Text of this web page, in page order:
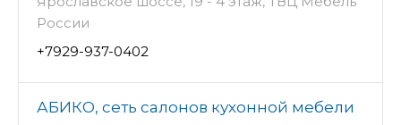
России
+7929-937-0402
АБИКО, сеть салонов кухонной мебели